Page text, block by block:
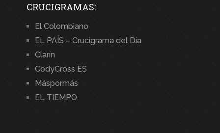
CRUCIGRAMAS:
El Colombiano
EL PAÍS – Crucigrama del Día
Clarín
CodyCross ES
Máspormás
EL TIEMPO